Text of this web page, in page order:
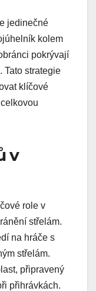
jedinečné
kolem
pokrývají
Tato strategie
klíčové
v
role v
střelám.
na hráče s
střelám.
připravený
přihrávkách.